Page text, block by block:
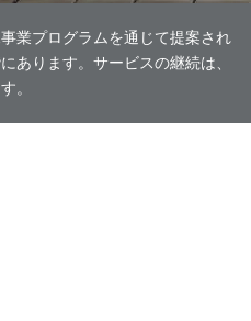
業プログラムを通じて提案され
あります。サービスの継続は、
。